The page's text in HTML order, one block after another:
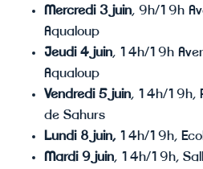
Mercredi 3 juin, 9h/19h
Aqualoup
Jeudi 4 juin, 14h/19h
Aqualoup
Vendredi 5 juin, 14h/19h,
de Sahurs
Lundi 8 juin, 14h/19h,
Mardi 9 juin, 14h/19h,